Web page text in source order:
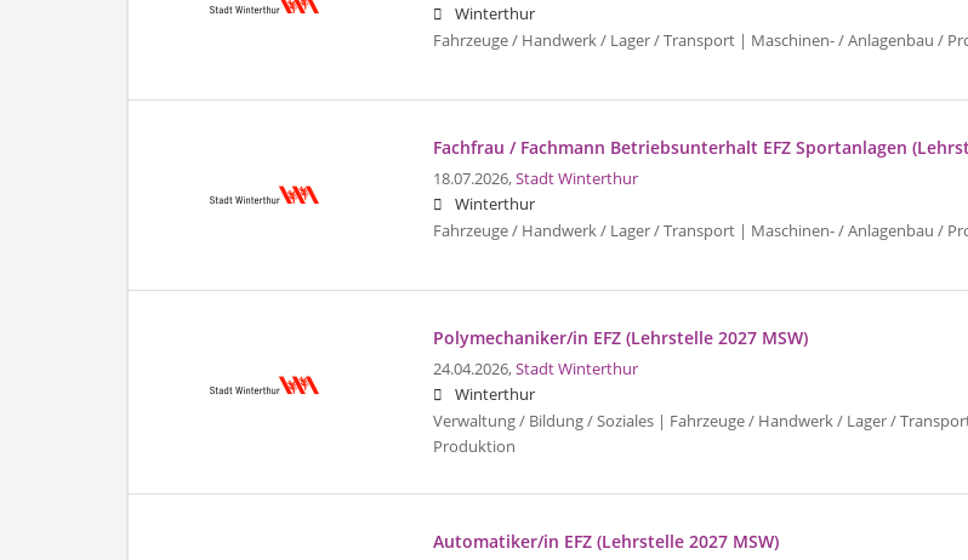
Winterthur
Fahrzeuge / Handwerk / Lager / Transport | Maschinen- / Anlagenbau /
Fachfrau / Fachmann Betriebsunterhalt EFZ Sportanlagen
18.07.2026,Stadt Winterthur
Winterthur
Fahrzeuge / Handwerk / Lager / Transport | Maschinen- / Anlagenbau /
Polymechaniker/in EFZ (Lehrstelle 2027 MSW)
24.04.2026,Stadt Winterthur
Winterthur
Verwaltung / Bildung / Soziales | Fahrzeuge / Handwerk / Lager /
Produktion
Automatiker/in EFZ (Lehrstelle 2027 MSW)